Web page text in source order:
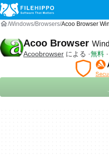
Windows Browsers Acoo Browser
Acoo Browser
Acoobrowser による 無料